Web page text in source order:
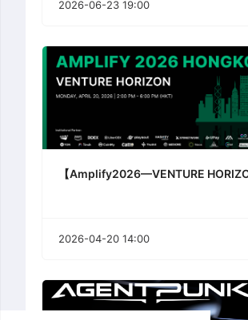
2026-06-23 19:00
【Amplify2026—VENTURE
2026-04-20 14:00